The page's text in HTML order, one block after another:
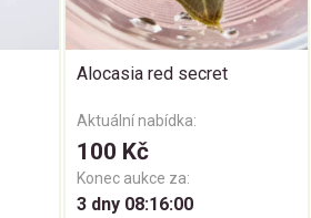
Alocasia red secret
Aktuální nabídka:
100 Kč
Konec aukce za:
3 dny 08:15:59